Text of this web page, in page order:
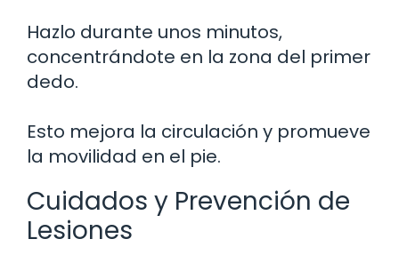
Hazlo durante unos minutos,
concentrándote en la zona del primer
dedo.
Esto mejora la circulación y promueve
la movilidad en el pie.
Cuidados y Prevención de
Lesiones